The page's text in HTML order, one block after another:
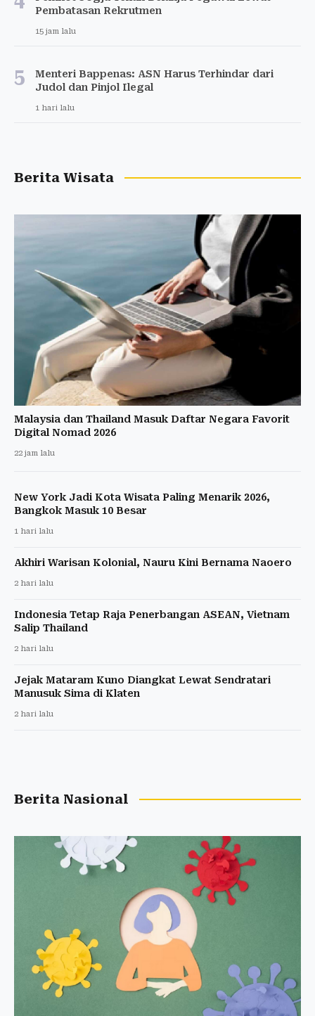
Pembatasan Rekrutmen
15 jam lalu
5
Menteri Bappenas: ASN Harus Terhindar dari
Judol dan Pinjol Ilegal
1 hari lalu
Berita Wisata
Malaysia dan Thailand Masuk Daftar Negara Favorit
Digital Nomad 2026
22 jam lalu
New York Jadi Kota Wisata Paling Menarik 2026,
Bangkok Masuk 10 Besar
1 hari lalu
Akhiri Warisan Kolonial, Nauru Kini Bernama Naoero
2 hari lalu
Indonesia Tetap Raja Penerbangan ASEAN, Vietnam
Salip Thailand
2 hari lalu
Jejak Mataram Kuno Diangkat Lewat Sendratari
Manusuk Sima di Klaten
2 hari lalu
Berita Nasional